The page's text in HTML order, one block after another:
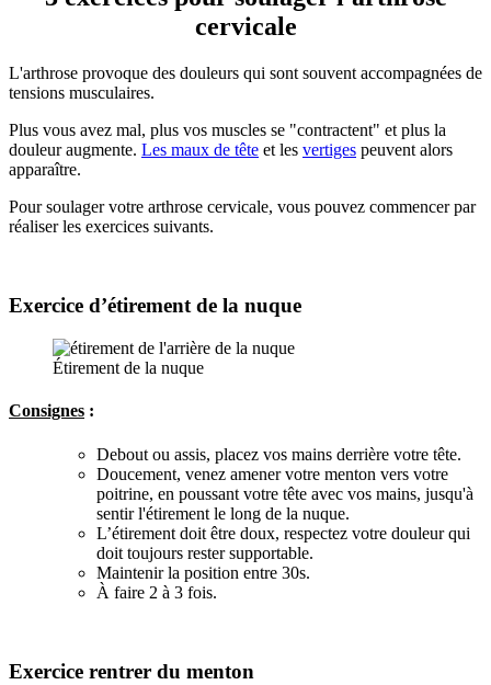
cervicale
L'arthrose provoque des douleurs qui sont souvent accompagnées de
tensions musculaires.
Plus vous avez mal, plus vos muscles se "contractent" et plus la
douleur augmente. Les maux de tête et les vertiges peuvent alors
apparaître.
Pour soulager votre arthrose cervicale, vous pouvez commencer par
réaliser les exercices suivants.
Exercice d’étirement de la nuque
Étirement de la nuque
Consignes :
Debout ou assis, placez vos mains derrière votre tête.
Doucement, venez amener votre menton vers votre
poitrine, en poussant votre tête avec vos mains, jusqu'à
sentir l'étirement le long de la nuque.
L’étirement doit être doux, respectez votre douleur qui
doit toujours rester supportable.
Maintenir la position entre 30s.
À faire 2 à 3 fois.
Exercice rentrer du menton